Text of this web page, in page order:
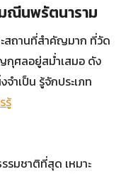
ณีนพรัตนาราม
ะสถานที่สำคัญมาก ที่วัด
กุศลอยู่สม่ำเสมอ ดัง
ำเป็น รู้จักประเภท
รู้
รมชาติที่สุด เหมาะ